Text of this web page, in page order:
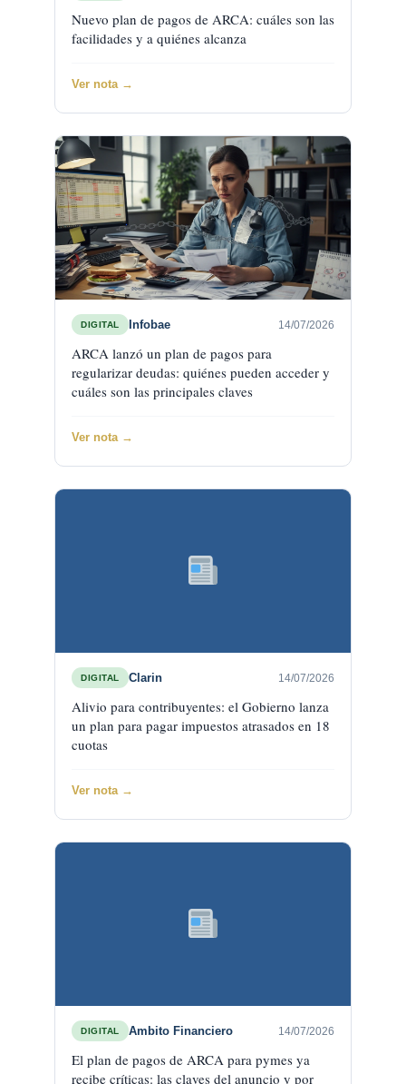
Nuevo plan de pagos de ARCA: cuáles son las
facilidades y a quiénes alcanza
Ver nota →
DIGITAL Infobae 14/07/2026
ARCA lanzó un plan de pagos para
regularizar deudas: quiénes pueden acceder y
cuáles son las principales claves
Ver nota →
DIGITAL Clarin 14/07/2026
Alivio para contribuyentes: el Gobierno lanza
un plan para pagar impuestos atrasados en 18
cuotas
Ver nota →
DIGITAL Ambito Financiero 14/07/2026
El plan de pagos de ARCA para pymes ya
recibe críticas: las claves del anuncio y por